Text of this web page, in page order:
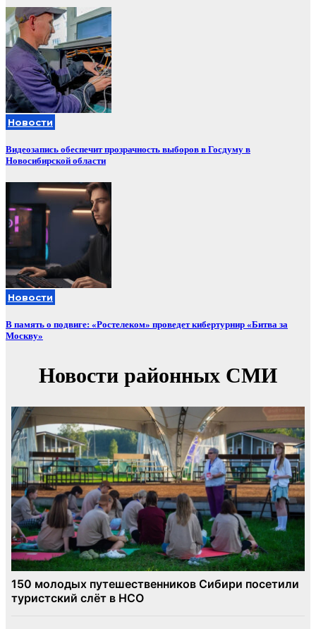
Новости
Видеозапись обеспечит прозрачность выборов в Госдуму в
Новосибирской области
Новости
В память о подвиге: «Ростелеком» проведет кибертурнир «Битва за
Москву»